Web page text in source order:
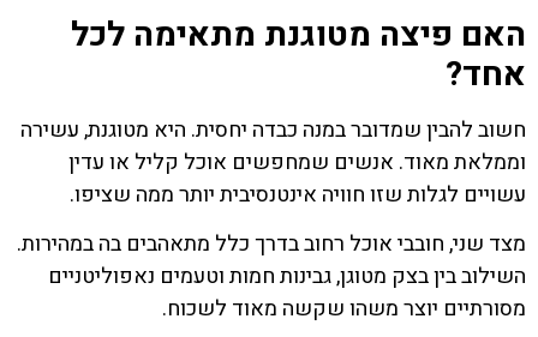
האם פיצה מטוגנת מתאימה לכל
אחד?
חשוב להבין שמדובר במנה כבדה יחסית. היא מטוגנת, עשירה
וממלאת מאוד. אנשים שמחפשים אוכל קליל או עדין
עשויים לגלות שזו חוויה אינטנסיבית יותר ממה שציפו.
מצד שני, חובבי אוכל רחוב בדרך כלל מתאהבים בה במהירות.
השילוב בין בצק מטוגן, גבינות חמות וטעמים נאפוליטניים
מסורתיים יוצר משהו שקשה מאוד לשכוח.